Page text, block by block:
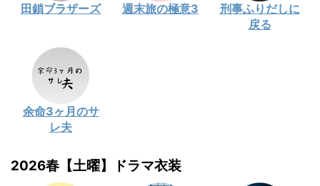
田鎖ブラザーズ 週末旅の極意3
刑事ふりだしに
戻る
余命3ヶ月のサ
レ夫
2026春【土曜】ドラマ衣装